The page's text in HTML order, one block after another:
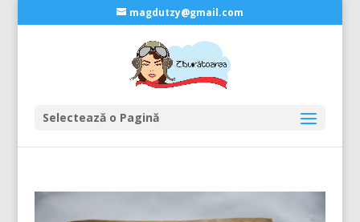
magdutzy@gmail.com
Selectează o Pagină